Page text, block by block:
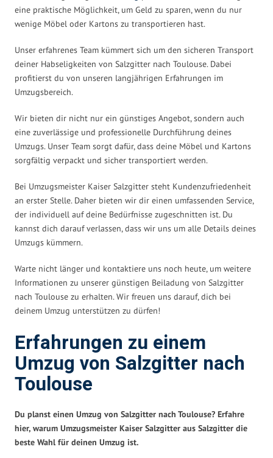
eine praktische Möglichkeit, um Geld zu sparen, wenn du nur
wenige Möbel oder Kartons zu transportieren hast.
Unser erfahrenes Team kümmert sich um den sicheren Transport
deiner Habseligkeiten von Salzgitter nach Toulouse. Dabei
profitierst du von unseren langjährigen Erfahrungen im
Umzugsbereich.
Wir bieten dir nicht nur ein günstiges Angebot, sondern auch
eine zuverlässige und professionelle Durchführung deines
Umzugs. Unser Team sorgt dafür, dass deine Möbel und Kartons
sorgfältig verpackt und sicher transportiert werden.
Bei Umzugsmeister Kaiser Salzgitter steht Kundenzufriedenheit
an erster Stelle. Daher bieten wir dir einen umfassenden Service,
der individuell auf deine Bedürfnisse zugeschnitten ist. Du
kannst dich darauf verlassen, dass wir uns um alle Details deines
Umzugs kümmern.
Warte nicht länger und kontaktiere uns noch heute, um weitere
Informationen zu unserer günstigen Beiladung von Salzgitter
nach Toulouse zu erhalten. Wir freuen uns darauf, dich bei
deinem Umzug unterstützen zu dürfen!
Erfahrungen zu einem
Umzug von Salzgitter nach
Toulouse
Du planst einen Umzug von Salzgitter nach Toulouse? Erfahre
hier, warum Umzugsmeister Kaiser Salzgitter aus Salzgitter die
beste Wahl für deinen Umzug ist.